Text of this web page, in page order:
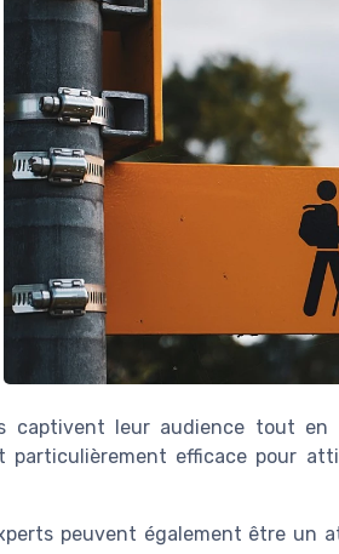
captivent leur audience tout en
efficace pour
peuvent également être un